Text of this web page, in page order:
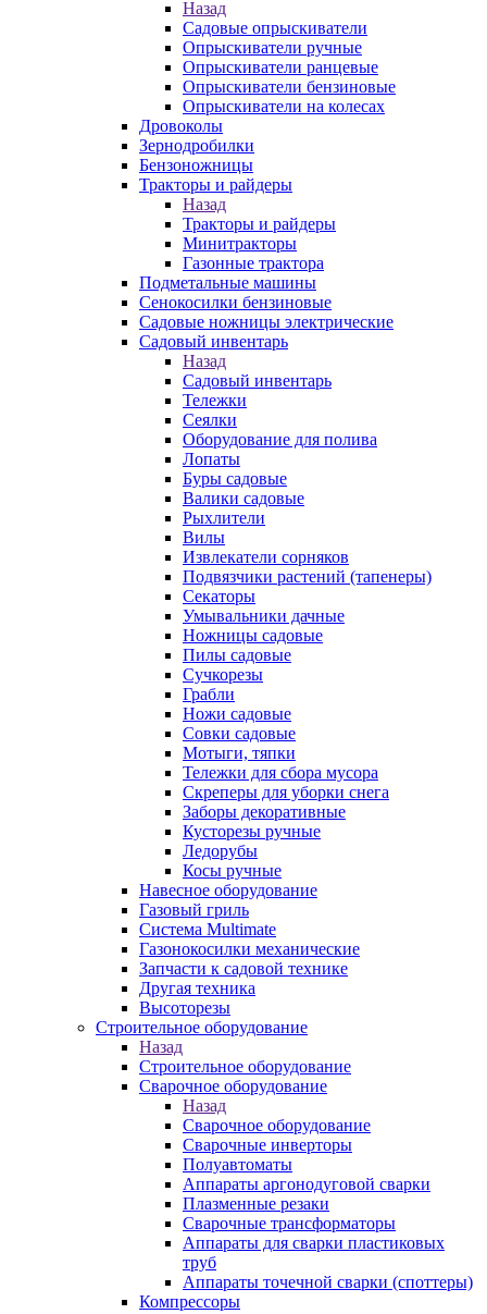
Назад
Садовые опрыскиватели
Опрыскиватели ручные
Опрыскиватели ранцевые
Опрыскиватели бензиновые
Опрыскиватели на колесах
Дровоколы
Зернодробилки
Бензоножницы
Тракторы и райдеры
Назад
Тракторы и райдеры
Минитракторы
Газонные трактора
Подметальные машины
Сенокосилки бензиновые
Садовые ножницы электрические
Садовый инвентарь
Назад
Садовый инвентарь
Тележки
Сеялки
Оборудование для полива
Лопаты
Буры садовые
Валики садовые
Рыхлители
Вилы
Извлекатели сорняков
Подвязчики растений (тапенеры)
Секаторы
Умывальники дачные
Ножницы садовые
Пилы садовые
Сучкорезы
Грабли
Ножи садовые
Совки садовые
Мотыги, тяпки
Тележки для сбора мусора
Скреперы для уборки снега
Заборы декоративные
Кусторезы ручные
Ледорубы
Косы ручные
Навесное оборудование
Газовый гриль
Система Multimate
Газонокосилки механические
Запчасти к садовой технике
Другая техника
Высоторезы
Строительное оборудование
Назад
Строительное оборудование
Сварочное оборудование
Назад
Сварочное оборудование
Сварочные инверторы
Полуавтоматы
Аппараты аргонодуговой сварки
Плазменные резаки
Сварочные трансформаторы
Аппараты для сварки пластиковых
труб
Аппараты точечной сварки (споттеры)
Компрессоры